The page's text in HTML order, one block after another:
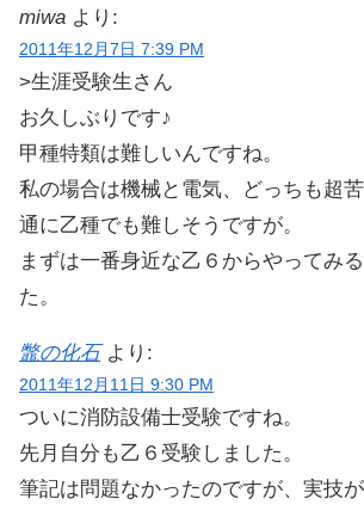
miwa より:
2011年12月7日 7:39 PM
>生涯受験生さん
お久しぶりです♪
甲種特類は難しいんですね。
私の場合は機械と電気、どっちも超
通に乙種でも難しそうですが。
まずは一番身近な乙６からやってみ
た。
鼈の化石 より:
2011年12月11日 9:30 PM
ついに消防設備士受験ですね。
先月自分も乙６受験しました。
筆記は問題なかったのですが、実技